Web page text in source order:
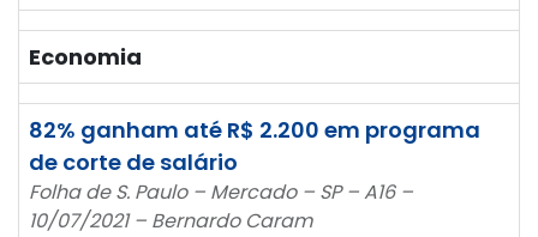
Economia
82% ganham até R$ 2.200 em programa
de corte de salário
Folha de S. Paulo – Mercado – SP – A16 –
10/07/2021 – Bernardo Caram